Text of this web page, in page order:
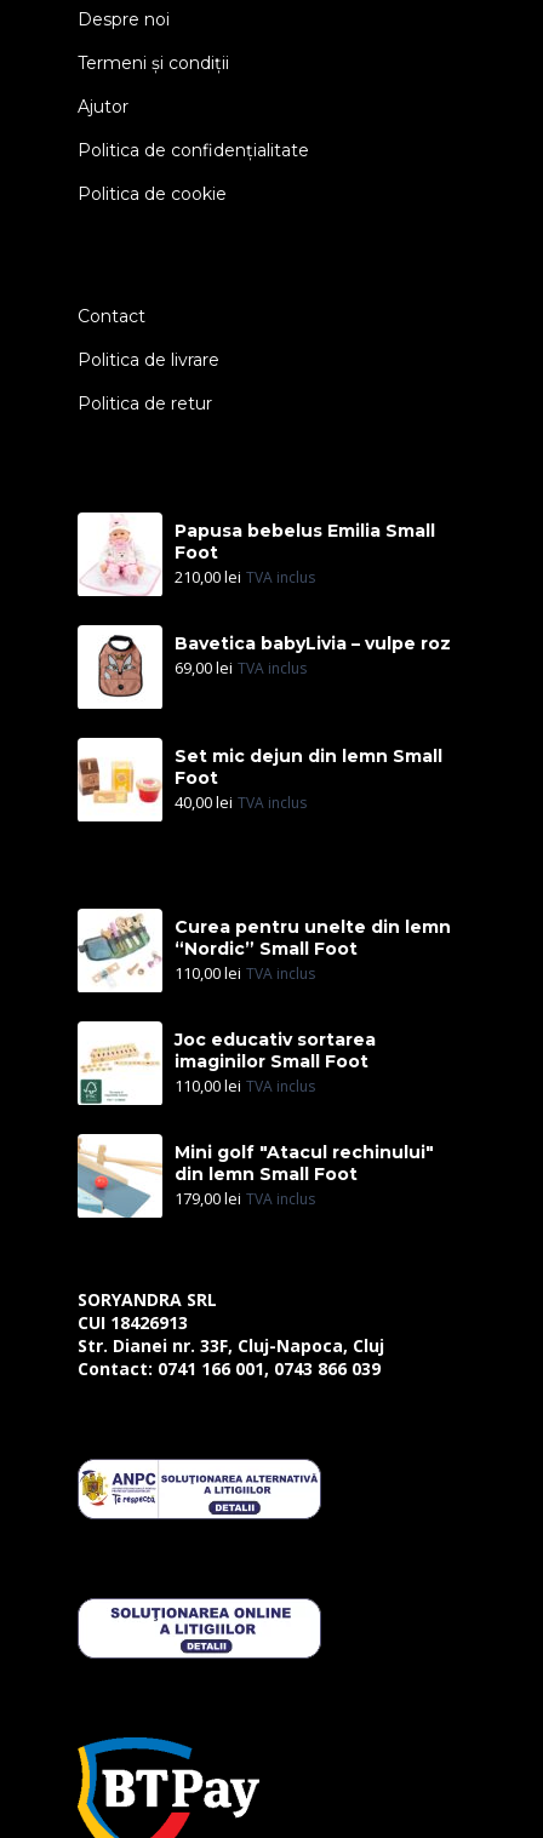
Despre noi
Termeni și condiții
Ajutor
Politica de confidențialitate
Politica de cookie
Contact
Politica de livrare
Politica de retur
Papusa bebelus Emilia Small
Foot
210,00lei TVA inclus
Bavetica babyLivia – vulpe roz
69,00lei TVA inclus
Set mic dejun din lemn Small
Foot
40,00lei TVA inclus
Curea pentru unelte din lemn
“Nordic” Small Foot
110,00lei TVA inclus
Joc educativ sortarea
imaginilor Small Foot
110,00lei TVA inclus
Mini golf "Atacul rechinului"
din lemn Small Foot
179,00lei TVA inclus
SORYANDRA SRL
CUI 18426913
Str. Dianei nr. 33F, Cluj-Napoca, Cluj
Contact: 0741 166 001, 0743 866 039